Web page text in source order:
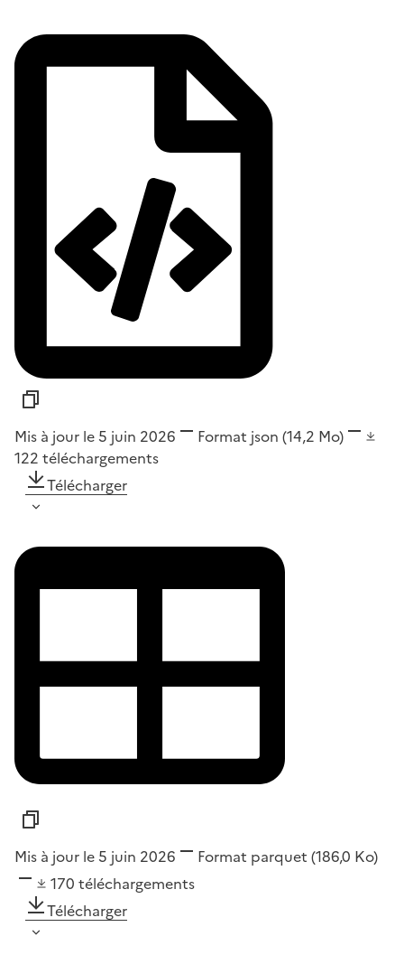
Mis à jour le 5 juin 2026 Format json (14,2 Mo)
122 téléchargements
Télécharger
Mis à jour le 5 juin 2026 Format parquet (186,0 Ko)
170 téléchargements
Télécharger